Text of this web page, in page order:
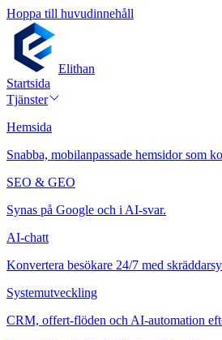
Hoppa till huvudinnehåll
Elithan
Startsida
Tjänster
Hemsida
Snabba, mobilanpassade hemsidor som
SEO & GEO
Synas på Google och i AI-svar.
AI-chatt
Konvertera besökare 24/7 med
Systemutveckling
CRM, offert-flöden och AI-automation